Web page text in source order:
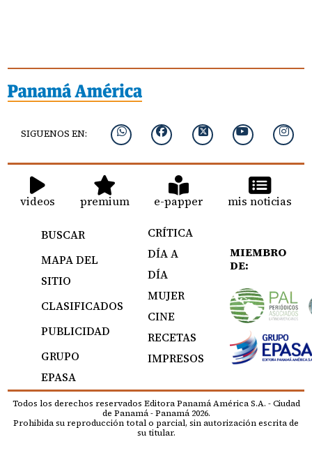
SIGUENOS EN:
videos premium e-papper mis noticias
BUSCAR
MAPA DEL
SITIO
CLASIFICADOS
PUBLICIDAD
GRUPO
EPASA
CRÍTICA
DÍA A
DÍA
MUJER
CINE
RECETAS
IMPRESOS
MIEMBRO
DE:
Todos los derechos reservados Editora Panamá América S.A. - Ciudad
de Panamá - Panamá 2026.
Prohibida su reproducción total o parcial, sin autorización escrita de
su titular.